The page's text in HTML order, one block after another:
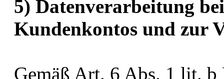
5) Datenverarbeitung
Kundenkontos und zur
Gemäß Art. 6 Abs. 1 lit. b